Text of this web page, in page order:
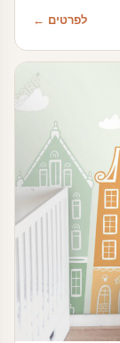
לפרטים ←